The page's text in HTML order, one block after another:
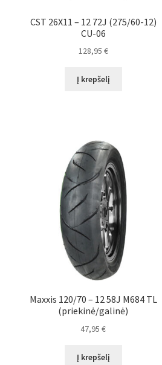
CST 26X11 – 12 72J (275/60-12)
CU-06
128,95 €
Į krepšelį
Maxxis 120/70 – 12 58J M684 TL
(priekinė/galinė)
47,95€
Į krepšelį